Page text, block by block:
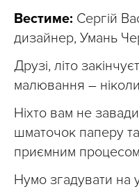
Вестиме: Сергій
дизайнер, Умань
Друзі, літо
малювання –
Ніхто вам не
шматочок паперу
приємним
Нумо згадувати на